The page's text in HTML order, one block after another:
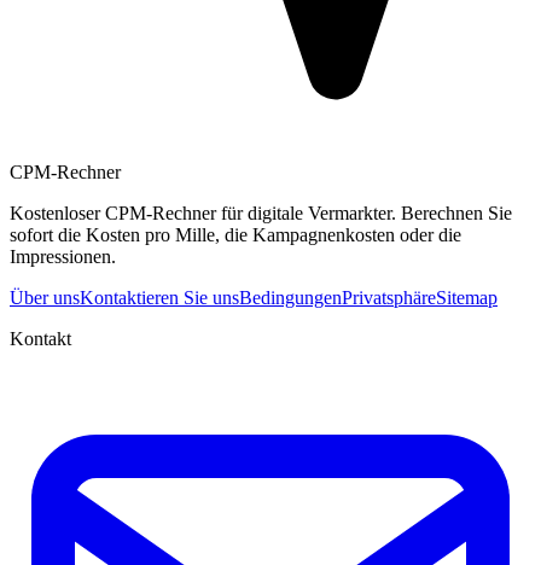
CPM-Rechner
Kostenloser CPM-Rechner für digitale Vermarkter. Berechnen Sie
sofort die Kosten pro Mille, die Kampagnenkosten oder die
Impressionen.
Über unsKontaktieren Sie unsBedingungenPrivatsphäreSitemap
Kontakt